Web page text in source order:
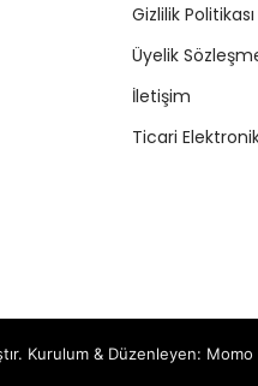
Gizlilik Politikası
Üyelik
İletişim
Ticari
Kurulum & Düzenleyen: Momo